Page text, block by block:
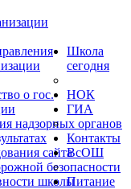
о гос.
надзорных органов
сайта
безопасности
школы
Школа
сегодня
НОК
ГИА
Контакты
ВсОШ
Питание